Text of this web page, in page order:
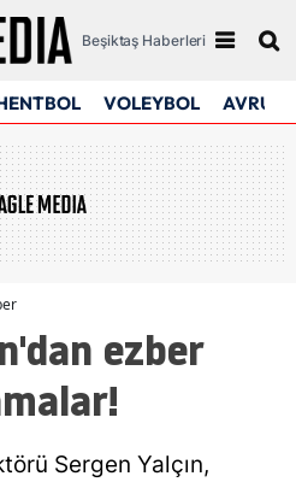
Beşiktaş Haberleri
VOLEYBOL
ezber
Sergen Yalçın,